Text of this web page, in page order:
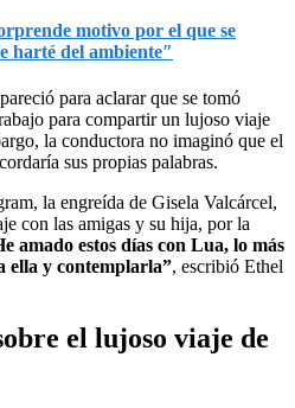
motivo por el que se
harté del ambiente″
para aclarar que se tomó
para compartir un lujoso viaje
la conductora no imaginó que el
sus propias palabras.
la engreída de Gisela Valcárcel,
con las amigas y su hija, por la
amado estos días con Lua, lo más
ella y contemplarla”, escribió Ethel
el lujoso viaje de